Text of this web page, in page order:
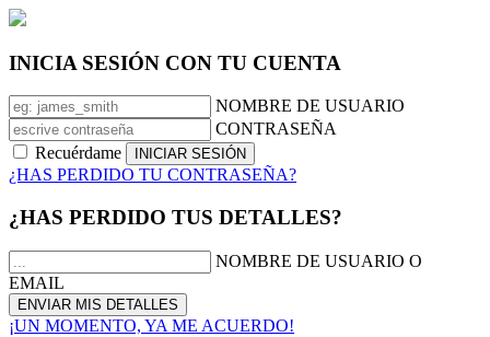
INICIA SESIÓN CON TU CUENTA
NOMBRE DE USUARIO
CONTRASEÑA
Recuérdame
¿HAS PERDIDO TU CONTRASEÑA?
¿HAS PERDIDO TUS DETALLES?
NOMBRE DE USUARIO O
EMAIL
¡UN MOMENTO, YA ME ACUERDO!